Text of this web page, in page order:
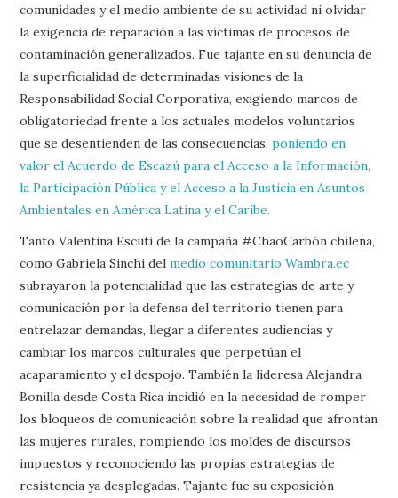
comunidades y el medio ambiente de su actividad ni olvidar
la exigencia de reparación a las víctimas de procesos de
contaminación generalizados. Fue tajante en su denuncia de
la superficialidad de determinadas visiones de la
Responsabilidad Social Corporativa, exigiendo marcos de
obligatoriedad frente a los actuales modelos voluntarios
que se desentienden de las consecuencias,poniendo en
valor el Acuerdo de Escazú para el Acceso a la Información,
la Participación Pública y el Acceso a la Justicia en Asuntos
Ambientales en América Latina y el Caribe.
Tanto Valentina Escuti de la campaña #ChaoCarbón chilena,
como Gabriela Sinchi delmedio comunitario Wambra.ec
subrayaron la potencialidad que las estrategias de arte y
comunicación por la defensa del territorio tienen para
entrelazar demandas, llegar a diferentes audiencias y
cambiar los marcos culturales que perpetúan el
acaparamiento y el despojo. También la lideresa Alejandra
Bonilla desde Costa Rica incidió en la necesidad de romper
los bloqueos de comunicación sobre la realidad que afrontan
las mujeres rurales, rompiendo los moldes de discursos
impuestos y reconociendo las propias estrategias de
resistencia ya desplegadas. Tajante fue su exposición